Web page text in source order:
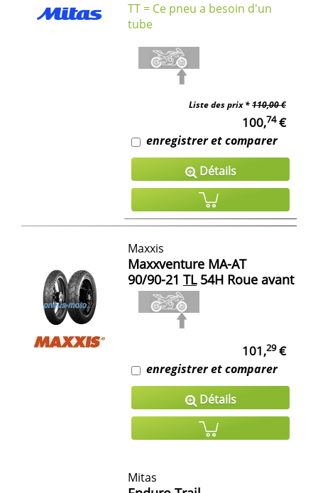
TT = Ce pneu a besoin d'un
tube
Liste des prix *110,00 €
100,74€
enregistrer et comparer
Détails
Maxxis
Maxxventure MA-AT
90/90-21 TL54H Roue avant
101,29€
enregistrer et comparer
Détails
Mitas